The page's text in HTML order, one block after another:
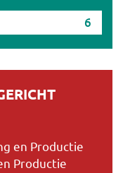
6
en Productie
Productie